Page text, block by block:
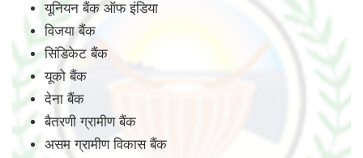
यूनियन बैंक ऑफ इंडिया
विजया बैंक
सिंडिकेट बैंक
यूको बैंक
देना बैंक
बैतरणी ग्रामीण बैंक
असम ग्रामीण विकास बैंक